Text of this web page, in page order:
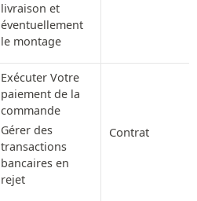
livraison et
éventuellement
le montage
Exécuter Votre
paiement de la
commande
Gérer des
transactions
bancaires en
rejet
Contrat